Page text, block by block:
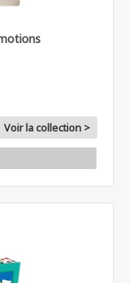
Voir la collection >